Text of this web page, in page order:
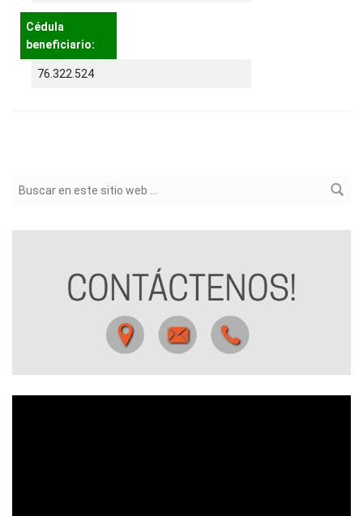
Cédula
beneficiario:
76.322.524
Formulario de búsqueda